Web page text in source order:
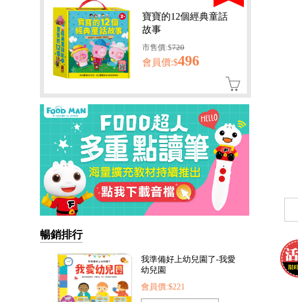
海外購物免煩惱！點我查看『海外購物流程說明』
寶寶的12個經典童話
故事
市售價:$720
會員價:$496
暢銷排行
我準備好上幼兒園了-我愛
幼兒園
會員價:$221